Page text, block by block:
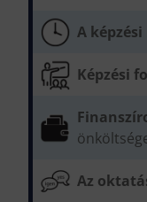
A
Képzési
Az